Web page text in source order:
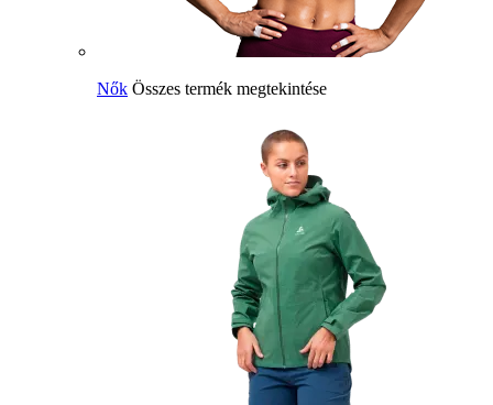
Nők Összes termék megtekintése